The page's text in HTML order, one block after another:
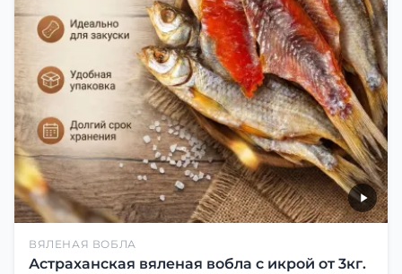
ВЯЛЕНАЯ ВОБЛА
Астраханская вяленая вобла с икрой от 3кг.